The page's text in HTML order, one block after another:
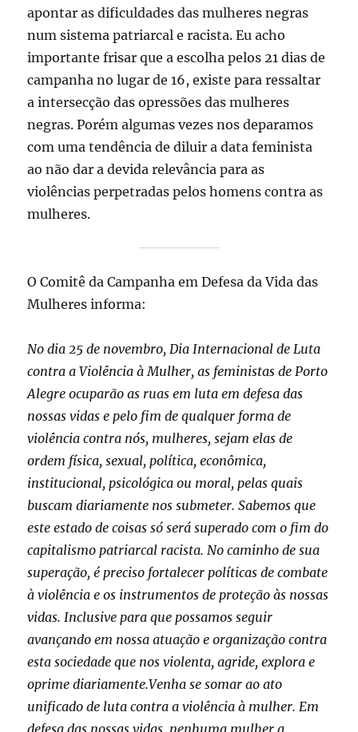
apontar as dificuldades das mulheres negras
num sistema patriarcal e racista. Eu acho
importante frisar que a escolha pelos 21 dias de
campanha no lugar de 16, existe para ressaltar
a intersecção das opressões das mulheres
negras. Porém algumas vezes nos deparamos
com uma tendência de diluir a data feminista
ao não dar a devida relevância para as
violências perpetradas pelos homens contra as
mulheres.
O Comitê da Campanha em Defesa da Vida das
Mulheres informa:
No dia 25 de novembro, Dia Internacional de Luta
contra a Violência à Mulher, as feministas de Porto
Alegre ocuparão as ruas em luta em defesa das
nossas vidas e pelo fim de qualquer forma de
violência contra nós, mulheres, sejam elas de
ordem física, sexual, política, econômica,
institucional, psicológica ou moral, pelas quais
buscam diariamente nos submeter. Sabemos que
este estado de coisas só será superado com o fim do
capitalismo patriarcal racista. No caminho de sua
superação, é preciso fortalecer políticas de combate
à violência e os instrumentos de proteção às nossas
vidas. Inclusive para que possamos seguir
avançando em nossa atuação e organização contra
esta sociedade que nos violenta, agride, explora e
oprime diariamente.Venha se somar ao ato
unificado de luta contra a violência à mulher. Em